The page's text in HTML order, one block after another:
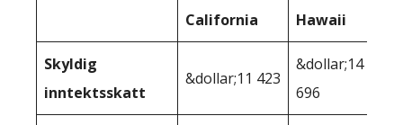
California Hawaii
Skyldig
inntektsskatt
&dollar;11 423
&dollar;14
696